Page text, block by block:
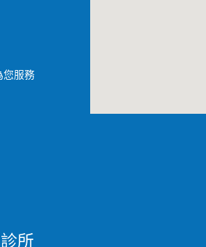
您服務
所